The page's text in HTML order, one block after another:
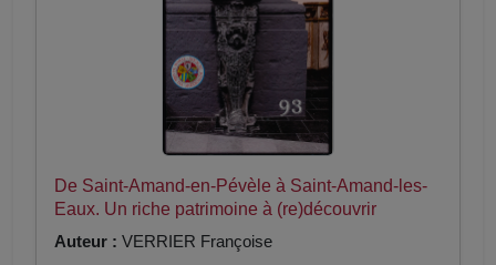
De Saint-Amand-en-Pévèle à Saint-Amand-les-
Eaux. Un riche patrimoine à (re)découvrir
Auteur : VERRIER Françoise